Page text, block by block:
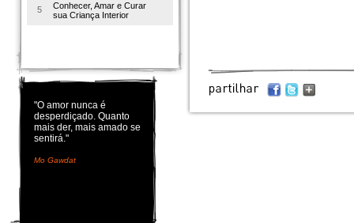
5
Conhecer, Amar e Curar
sua Criança Interior
"O amor nunca é
desperdiçado. Quanto
mais der, mais amado se
sentirá."
Mo Gawdat